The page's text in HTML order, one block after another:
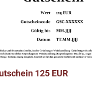
125 EUR